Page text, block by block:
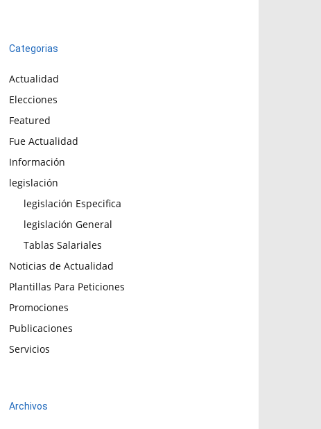
Categorias
Actualidad
Elecciones
Featured
Fue Actualidad
Información
legislación
legislación Especifica
legislación General
Tablas Salariales
Noticias de Actualidad
Plantillas Para Peticiones
Promociones
Publicaciones
Servicios
Archivos